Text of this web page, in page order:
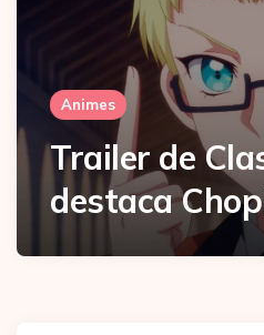
Animes
Trailer de
destaca